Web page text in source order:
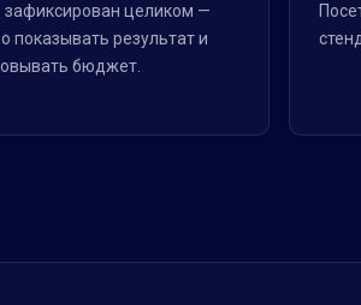
зафиксирован целиком —
показывать результат и
бюджет.